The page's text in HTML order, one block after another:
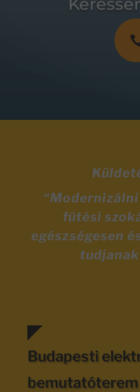
fűtési
egészségesen
Budapesti
bemutatóterem